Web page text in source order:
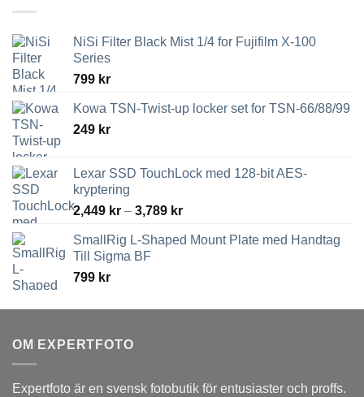
NiSi Filter Black Mist 1/4 for Fujifilm X-100
Series
799 kr
Kowa TSN-Twist-up locker set for TSN-66/88/99
249 kr
Lexar SSD TouchLock med 128-bit AES-
kryptering
2,449 kr – 3,789 krPrisintervall:
till
SmallRig L-Shaped Mount Plate med Handtag
Till Sigma BF
799 kr
OM EXPERTFOTO
Expertfoto är en svensk fotobutik för entusiaster och proffs.